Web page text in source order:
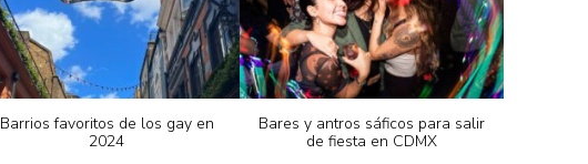
Barrios favoritos de los gay en
2024
Bares y antros sáficos para salir
de fiesta en CDMX